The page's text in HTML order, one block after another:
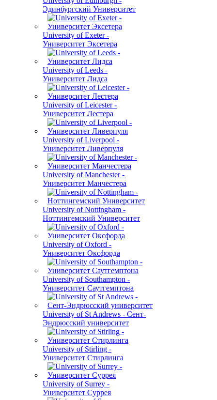
Эдинбургский Университет
University of Exeter -
Университет Эксетера
University of Leeds -
Университет Лидса
University of Leicester -
Университет Лестера
University of Liverpool -
Университет Ливерпуля
University of Manchester -
Университет Манчестера
University of Nottingham -
Ноттингемский Университет
University of Oxford -
Университет Оксфорда
University of Southampton -
Университет Саутгемптона
University of St Andrews - Сент-
Эндрюсский университет
University of Stirling -
Университет Стирлинга
University of Surrey -
Университет Суррея